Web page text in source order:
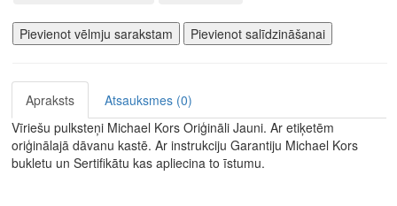
Pievienot vēlmju sarakstam Pievienot salīdzināšanai
Apraksts
Atsauksmes (0)
Vīriešu pulksteņi Michael Kors Oriģināli Jauni. Ar etiķetēm
oriģinālajā dāvanu kastē. Ar instrukciju Garantiju Michael Kors
bukletu un Sertifikātu kas apliecina to īstumu.